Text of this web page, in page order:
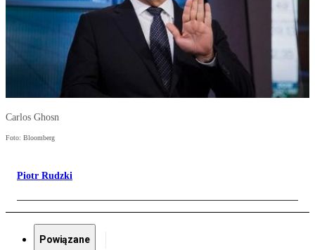
Carlos Ghosn
Foto: Bloomberg
Piotr Rudzki
Powiązane